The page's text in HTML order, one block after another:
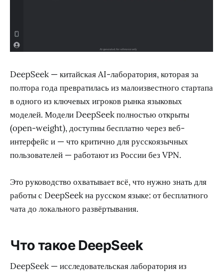
DeepSeek — китайская AI-лаборатория, которая за
полтора года превратилась из малоизвестного стартапа
в одного из ключевых игроков рынка языковых
моделей. Модели DeepSeek полностью открыты
(open-weight), доступны бесплатно через веб-
интерфейс и — что критично для русскоязычных
пользователей — работают из России без VPN.
Это руководство охватывает всё, что нужно знать для
работы с DeepSeek на русском языке: от бесплатного
чата до локального развёртывания.
Что такое DeepSeek
DeepSeek — исследовательская лаборатория из